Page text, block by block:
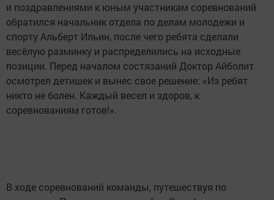
и поздравлениями к юным участникам соревнований
обратился начальник отдела по делам молодежи и
спорту Альберт Ильин, после чего ребята сделали
весёлую разминку и распределились на исходные
позиции. Перед началом состязаний Доктор Айболит
осмотрел детишек и вынес свое решение: «Из ребят
никто не болен. Каждый весел и здоров, к
соревнованиям готов!».
В ходе соревнований команды, путешествуя по